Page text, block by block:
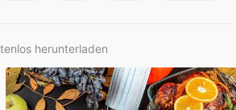
herunterladen